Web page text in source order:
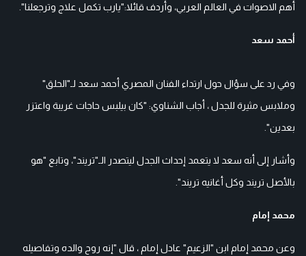
أهم الاصوات في العالم العربي، وأردف قائلا:"يارب تكمل علاج وترجعلنا".
أحمد سعد
وفي رد على سؤال حول ارتداء الفنان المصري أحمد سعد لـ"الحلق"
وملابس مثيرة للجدل ، أجاب الشناوي: "كان بيلبس حاجات غريبة واعتزر
بعدين".
وأشار إلى أنه سعد لا يتعمد إحداث الجدل ليتصدر الـ"تريند"، وتابع "هو
بالأصل تريند وكل أغانيه تريند".
محمد إمام
وعن محمد إمام ابن "الزعيم" عادل إمام ، قال "إنه روح والده وتفاصيله